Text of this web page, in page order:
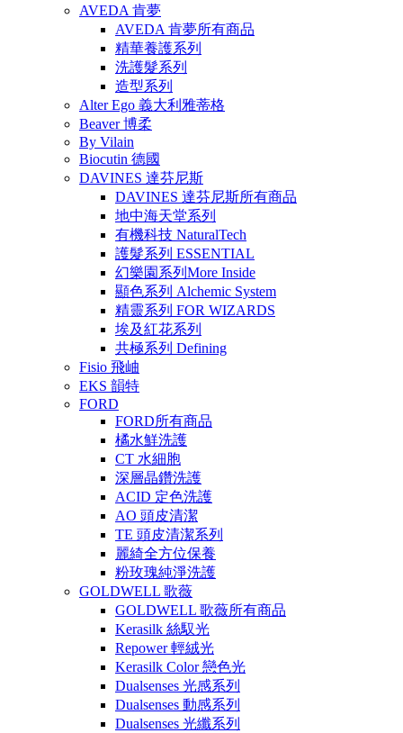
AVEDA 肯夢
AVEDA 肯夢所有商品
精華養護系列
洗護髮系列
造型系列
Alter Ego 義大利雅蒂格
Beaver 博柔
By Vilain
Biocutin 德國
DAVINES 達芬尼斯
DAVINES 達芬尼斯所有商品
地中海天堂系列
有機科技 NaturalTech
護髮系列 ESSENTIAL
幻樂園系列More Inside
顯色系列 Alchemic System
精靈系列 FOR WIZARDS
埃及紅花系列
共極系列 Defining
Fisio 飛岫
EKS 韻特
FORD
FORD所有商品
橘水鮮洗護
CT 水細胞
深層晶鑽洗護
ACID 定色洗護
AO 頭皮清潔
TE 頭皮清潔系列
麗綺全方位保養
粉玫瑰純淨洗護
GOLDWELL 歌薇
GOLDWELL 歌薇所有商品
Kerasilk 絲馭光
Repower 輕絨光
Kerasilk Color 戀色光
Dualsenses 光感系列
Dualsenses 動感系列
Dualsenses 光纖系列